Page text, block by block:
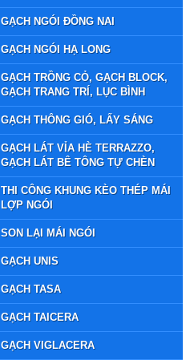
GẠCH NGÓI ĐỒNG NAI
GẠCH NGÓI HẠ LONG
GẠCH TRỒNG CỎ, GẠCH BLOCK,
GẠCH TRANG TRÍ, LỤC BÌNH
GẠCH THÔNG GIÓ, LẤY SÁNG
GẠCH LÁT VỈA HÈ TERRAZZO,
GẠCH LÁT BÊ TÔNG TỰ CHÈN
THI CÔNG KHUNG KÈO THÉP MÁI
LỢP NGÓI
SON LẠI MÁI NGÓI
GẠCH UNIS
GẠCH TASA
GẠCH TAICERA
GẠCH VIGLACERA